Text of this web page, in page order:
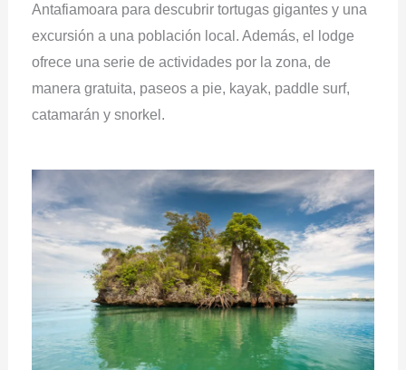
Antafiamoara para descubrir tortugas gigantes y una
excursión a una población local. Además, el lodge
ofrece una serie de actividades por la zona, de
manera gratuita, paseos a pie, kayak, paddle surf,
catamarán y snorkel.